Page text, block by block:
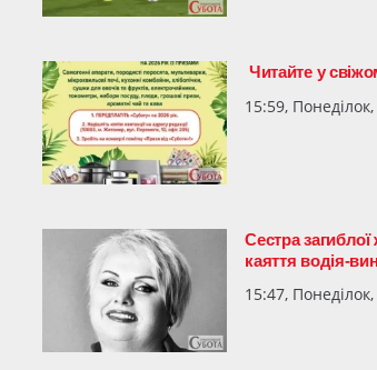
Читайте у
15:59,
Сестра
каяття водія-
15:47,